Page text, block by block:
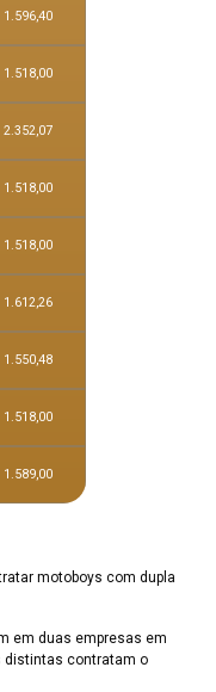
1.596,40
1.518,00
2.352,07
1.518,00
1.518,00
1.612,26
1.550,48
1.518,00
1.589,00
motoboys com dupla
em duas empresas em
distintas contratam o